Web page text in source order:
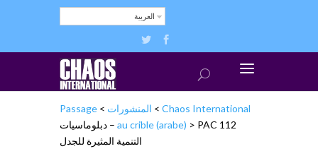
العربية
Chaos International
> المنشورات >
Passage
au crible (arabe) >
PAC 112 – دبلوماسيات
التنمية المثيرة للجدل